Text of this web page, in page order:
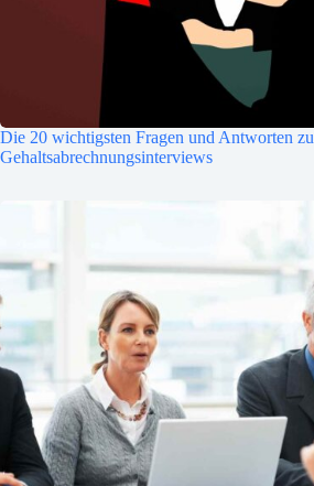
Die 20 wichtigsten Fragen und Antworten zu
Gehaltsabrechnungsinterviews